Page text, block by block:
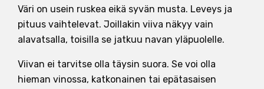
Väri on usein ruskea eikä syvän musta. Leveys ja
pituus vaihtelevat. Joillakin viiva näkyy vain
alavatsalla, toisilla se jatkuu navan yläpuolelle.
Viivan ei tarvitse olla täysin suora. Se voi olla
hieman vinossa, katkonainen tai epätasaisen